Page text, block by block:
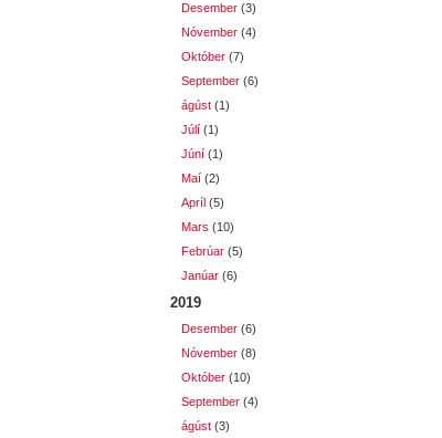
Desember (3)
Nóvember (4)
Október (7)
September (6)
ágúst (1)
Júlí (1)
Júní (1)
Maí (2)
Apríl (5)
Mars (10)
Febrúar (5)
Janúar (6)
2019
Desember (6)
Nóvember (8)
Október (10)
September (4)
ágúst (3)